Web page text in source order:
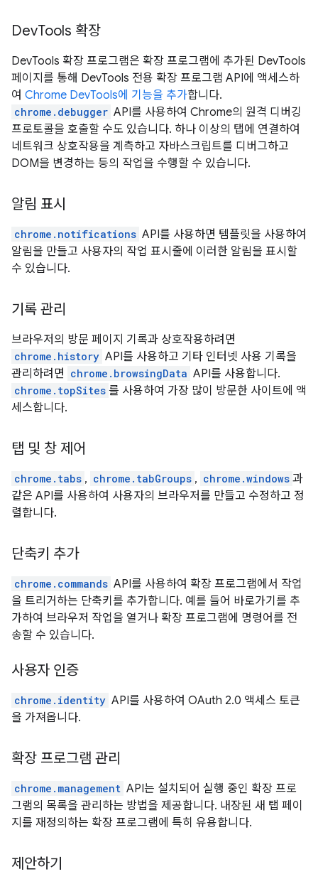
DevTools 확장
DevTools 확장 프로그램은 확장 프로그램에 추가된 DevTools
페이지를 통해 DevTools 전용 확장 프로그램 API에 액세스하
여 Chrome DevTools에 기능을 추가합니다.
chrome.debugger API를 사용하여 Chrome의 원격 디버깅
프로토콜을 호출할 수도 있습니다. 하나 이상의 탭에 연결하여
네트워크 상호작용을 계측하고 자바스크립트를 디버그하고
DOM을 변경하는 등의 작업을 수행할 수 있습니다.
알림 표시
chrome.notifications API를 사용하면 템플릿을 사용하여
알림을 만들고 사용자의 작업 표시줄에 이러한 알림을 표시할
수 있습니다.
기록 관리
브라우저의 방문 페이지 기록과 상호작용하려면
chrome.history API를 사용하고 기타 인터넷 사용 기록을
관리하려면 chrome.browsingData API를 사용합니다.
chrome.topSites 를 사용하여 가장 많이 방문한 사이트에 액
세스합니다.
탭 및 창 제어
chrome.tabs , chrome.tabGroups , chrome.windows 과
같은 API를 사용하여 사용자의 브라우저를 만들고 수정하고 정
렬합니다.
단축키 추가
chrome.commands API를 사용하여 확장 프로그램에서 작업
을 트리거하는 단축키를 추가합니다. 예를 들어 바로가기를 추
가하여 브라우저 작업을 열거나 확장 프로그램에 명령어를 전
송할 수 있습니다.
사용자 인증
chrome.identity API를 사용하여 OAuth 2.0 액세스 토큰
을 가져옵니다.
확장 프로그램 관리
chrome.management API는 설치되어 실행 중인 확장 프로
그램의 목록을 관리하는 방법을 제공합니다. 내장된 새 탭 페이
지를 재정의하는 확장 프로그램에 특히 유용합니다.
제안하기